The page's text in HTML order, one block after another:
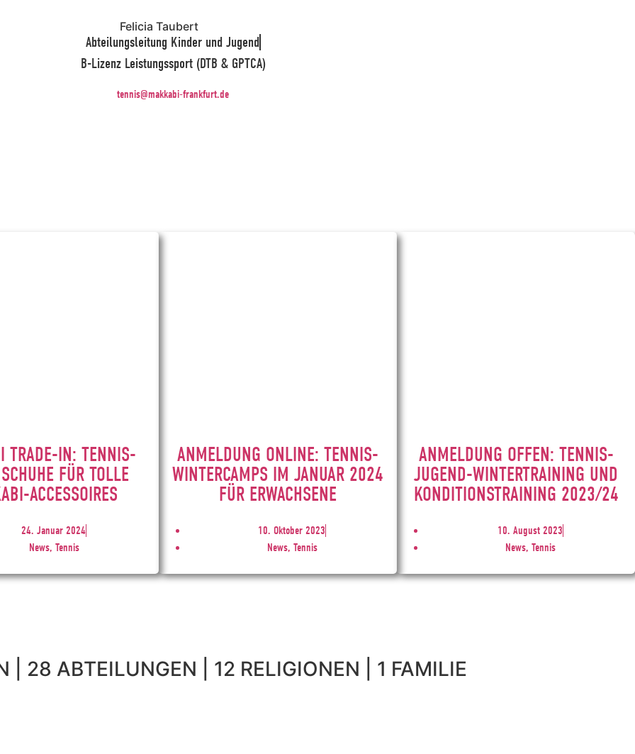
Felicia Taubert
Abteilungsleitung Kinder und Jugend
B-Lizenz Leistungssport (DTB & GPTCA)
tennis@makkabi-frankfurt.de
TRADE-IN: TENNIS-
FÜR TOLLE
ACCESSOIRES
24. Januar 2024
News, Tennis
ANMELDUNG ONLINE: TENNIS-
WINTERCAMPS IM JANUAR 2024
FÜR ERWACHSENE
10. Oktober 2023
News, Tennis
ANMELDUNG OFFEN: TENNIS-
JUGEND-WINTERTRAINING UND
KONDITIONSTRAINING 2023/24
10. August 2023
News, Tennis
28 ABTEILUNGEN | 12 RELIGIONEN | 1 FAMILIE